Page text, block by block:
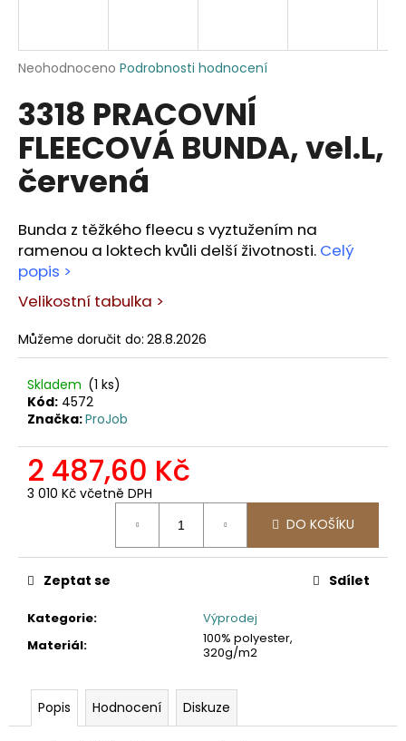
Průměrné
produktu
je
0,0
5
hvězdiček.
Neohodnoceno Podrobnosti hodnocení
3318 PRACOVNÍ
FLEECOVÁ BUNDA, vel.L,
červená
Bunda z těžkého fleecu s vyztužením na
ramenou a loktech kvůli delší životnosti. Celý
popis >
Velikostní tabulka >
Můžeme doručit do: 28.8.2026
Skladem (1 ks)
Kód: 4572
Značka:ProJob
2 487,60 Kč
3 010 Kč včetně DPH
DO KOŠÍKU
Kategorie:
Výprodej
Materiál:
100% polyester,
320g/m2
Zeptat se Sdílet
Popis Hodnocení Diskuze
j
í
?
o
p
o
u
č
u
j
m
2423
PRACOVNÍ
SOFTSHELLOVÁ
DÁMSKÁ